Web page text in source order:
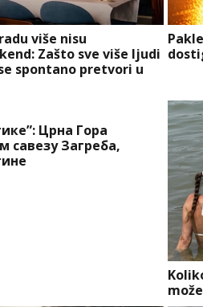
više nisu
Zašto sve više ljudi
spontano pretvori u
Црна Гора
савезу Загреба,